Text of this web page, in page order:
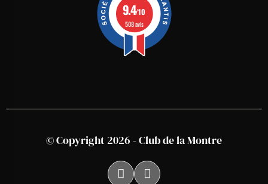
9.4/10
508 avis
© Copyright 2026 - Club de la Montre